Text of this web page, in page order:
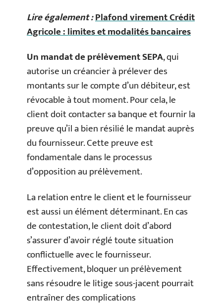
Lire également :Plafond virement Crédit
Agricole : limites et modalités bancaires
Un mandat de prélèvement SEPA, qui
autorise un créancier à prélever des
montants sur le compte d’un débiteur, est
révocable à tout moment. Pour cela, le
client doit contacter sa banque et fournir la
preuve qu’il a bien résilié le mandat auprès
du fournisseur. Cette preuve est
fondamentale dans le processus
d’opposition au prélèvement.
La relation entre le client et le fournisseur
est aussi un élément déterminant. En cas
de contestation, le client doit d’abord
s’assurer d’avoir réglé toute situation
conflictuelle avec le fournisseur.
Effectivement, bloquer un prélèvement
sans résoudre le litige sous-jacent pourrait
entraîner des complications